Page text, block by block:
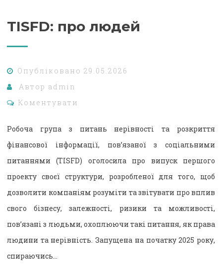
TISFD: про людей
Опубліковано 29.05.2026
Автор admin
Коментувати
Робоча група з питань нерівності та розкриття
фінансової інформації, пов’язаної з соціальними
питаннями (TISFD) оголосила про випуск першого
проекту своєї структури, розробленої для того, щоб
дозволити компаніям розуміти та звітувати про вплив
свого бізнесу, залежності, ризики та можливості,
пов’язані з людьми, охоплюючи такі питання, як права
людини та нерівність. Запущена на початку 2025 року,
спираючись…